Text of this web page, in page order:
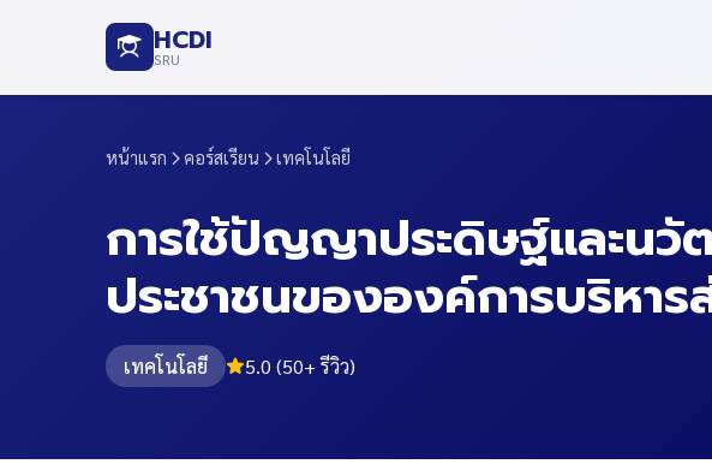
HCDI
SRU
หน้าแรก คอร์สเรียน เทคโนโลยี
การใช้ปัญญาประดิษฐ์และนวั
ประชาชนขององค์การบริหา
เทคโนโลยี 5.0 (50+ รีวิว)